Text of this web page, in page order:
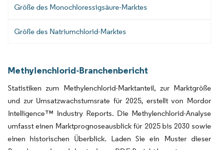
Größe des Monochloressigsäure-Marktes
Größe des Natriumchlorid-Marktes
Methylenchlorid-Branchenbericht
Statistiken zum Methylenchlorid-Marktanteil, zur Marktgröße
und zur Umsatzwachstumsrate für 2025, erstellt von Mordor
Intelligence™ Industry Reports. Die Methylenchlorid-Analyse
umfasst einen Marktprognoseausblick für 2025 bis 2030 sowie
einen historischen Überblick. Laden Sie ein Muster dieser